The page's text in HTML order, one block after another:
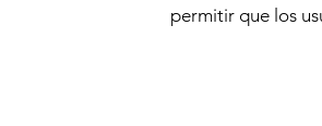
permitir que los